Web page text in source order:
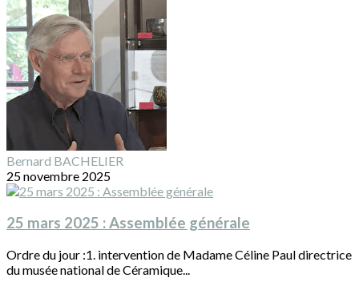
Bernard BACHELIER
25 novembre 2025
25 mars 2025 : Assemblée générale
Ordre du jour :1. intervention de Madame Céline Paul directrice
du musée national de Céramique...